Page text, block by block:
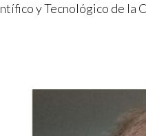
y Tecnológico de la